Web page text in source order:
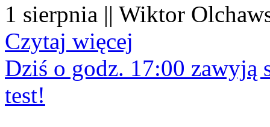
1 sierpnia || Wiktor
Czytaj więcej
Dziś o godz. 17:00 zawyją
test!